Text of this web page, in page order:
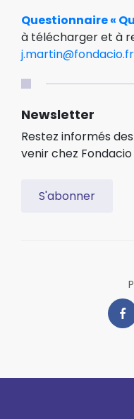
Questionnaire «
à télécharger et à
j.martin@fondacio.fr
Newsletter
Restez informés
venir chez Fondacio
S'abonner